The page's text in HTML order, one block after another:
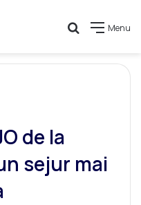
Menu
Caută
de la
sejur mai